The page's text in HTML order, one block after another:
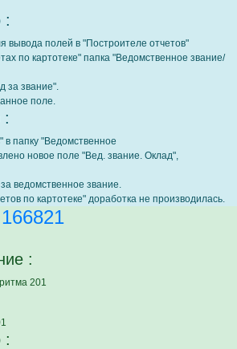
:
вывода полей в "Построителе отчетов"
по картотеке" папка "Ведомственное звание/
за звание".
поле.
:
в папку "Ведомственное
новое поле "Вед. звание. Оклад",
ведомственное звание.
по картотеке" доработка не производилась.
:
201
: